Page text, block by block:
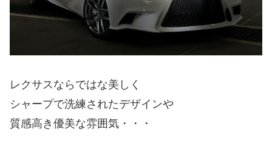
レクサスならではな美しく
シャープで洗練されたデザインや
質感高き優美な雰囲気・・・